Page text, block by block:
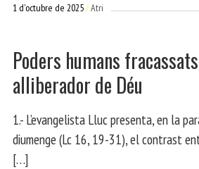
1 d'octubre de 2025 Atri
Poders humans
alliberador de Déu
1.- L’evangelista Lluc presenta, en la
diumenge (Lc 16, 19-31), el contrast
[…]